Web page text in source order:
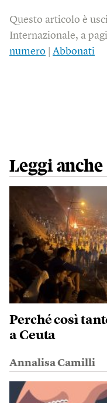
Questo articolo è
Internazionale, a
numero
Abbonati
Leggi anche
Perché così
a Ceuta
Annalisa Camilli